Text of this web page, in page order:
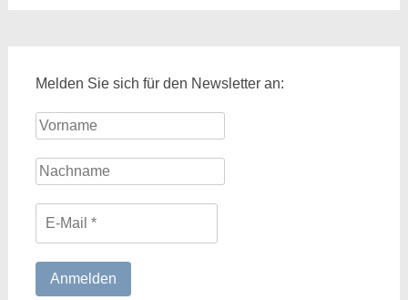
Melden Sie sich für den Newsletter an: